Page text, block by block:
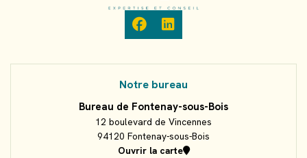
Accueil
facebook
linkedin
Notre bureau
Bureau de Fontenay-sous-Bois
12 boulevard de Vincennes
94120 Fontenay-sous-Bois
Ouvrir la carte